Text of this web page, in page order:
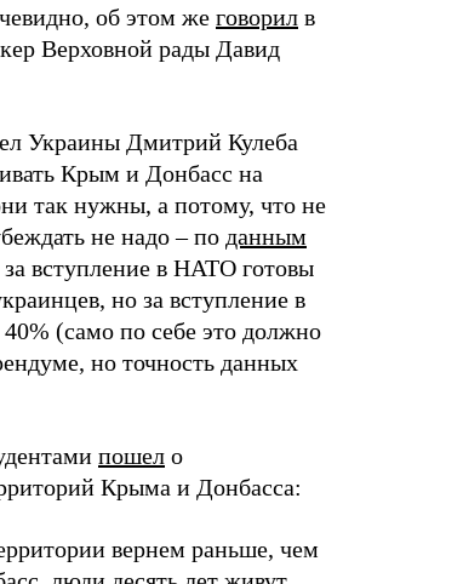
об этом же говорил в
Верховной рады Давид
Украины Дмитрий Кулеба
Крым и Донбасс на
так нужны, а потому, что не
не надо – по данным
вступление в НАТО готовы
но за вступление в
(само по себе это должно
но точность данных
пошел о
Крыма и Донбасса:
вернем раньше, чем